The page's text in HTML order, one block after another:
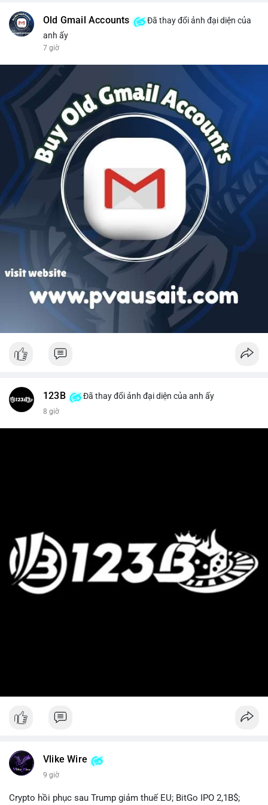
Old Gmail Accounts
Đã thay đổi ảnh đại diện của
anh ấy
7 giờ
123B Đã thay đổi ảnh đại diện của anh ấy
8 giờ
Vlike Wire
9 giờ
Crypto hồi phục sau Trump giảm thuế EU; BitGo IPO 2,1B$;